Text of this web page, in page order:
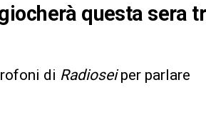
questa sera
di Radioseiper parlare